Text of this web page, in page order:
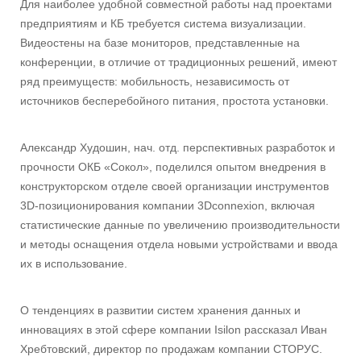
Для наиболее удобной совместной работы над проектами
предприятиям и КБ требуется система визуализации.
Видеостены на базе мониторов, представленные на
конференции, в отличие от традиционных решений, имеют
ряд преимуществ: мобильность, независимость от
источников бесперебойного питания, простота установки.
Александр Худошин, нач. отд. перспективных разработок и
прочности ОКБ «Сокол», поделился опытом внедрения в
конструкторском отделе своей организации инструментов
3D-позиционирования компании 3Dconnexion, включая
статистические данные по увеличению производительности
и методы оснащения отдела новыми устройствами и ввода
их в использование.
О тенденциях в развитии систем хранения данных и
инновациях в этой сфере компании Isilon рассказал Иван
Хребтовский, директор по продажам компании СТОРУС.